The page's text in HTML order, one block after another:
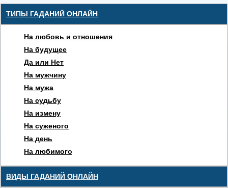
ТИПЫ ГАДАНИЙ ОНЛАЙН
На любовь и отношения
На будущее
Да или Нет
На мужчину
На мужа
На судьбу
На измену
На суженого
На день
На любимого
ВИДЫ ГАДАНИЙ ОНЛАЙН